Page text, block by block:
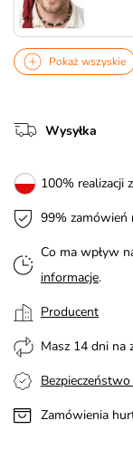
Pokaż wszyskie
Wysyłka
100% realizacji
99% zamówień
Co ma wpływ
informacje.
Producent
Masz 14 dni
Zamówienia